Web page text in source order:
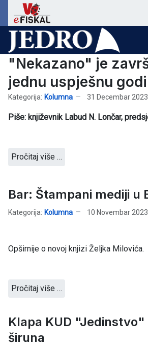
"Nekazano" je
jednu uspješnu
Kategorija: Kolumna 31 Decembar 2023
Piše: književnik Labud N. Lončar,
Pročitaj više …
Bar: Štampani mediji u
Kategorija: Kolumna 10 Novembar 2023
Opširnije o novoj knjizi Željka Milovića.
Pročitaj više …
Klapa KUD "Jedinstvo"
širuna